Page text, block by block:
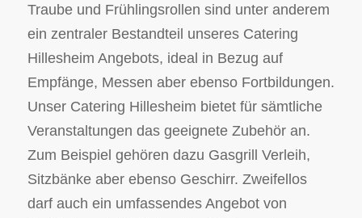
Traube und Frühlingsrollen sind unter anderem
ein zentraler Bestandteil unseres Catering
Hillesheim Angebots, ideal in Bezug auf
Empfänge, Messen aber ebenso Fortbildungen.
Unser Catering Hillesheim bietet für sämtliche
Veranstaltungen das geeignete Zubehör an.
Zum Beispiel gehören dazu Gasgrill Verleih,
Sitzbänke aber ebenso Geschirr. Zweifellos
darf auch ein umfassendes Angebot von